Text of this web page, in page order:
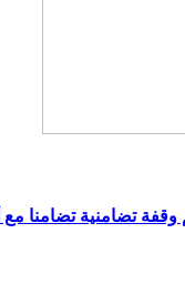
تضامنية تضامنا مع